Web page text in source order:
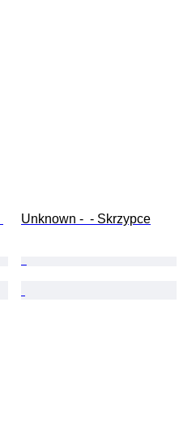
Unknown -  - Skrzypce